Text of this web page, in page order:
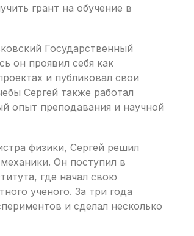
грант на обучение в
Государственный
он проявил себя как
и публиковал свои
Сергей также работал
опыт преподавания и научной
физики, Сергей решил
Он поступил в
где начал свою
ученого. За три года
и сделал несколько